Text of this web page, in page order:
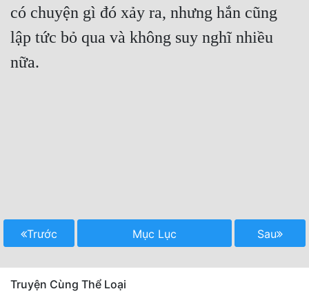
có chuyện gì đó xảy ra, nhưng hắn cũng
lập tức bỏ qua và không suy nghĩ nhiều
nữa.
Trước Mục Lục Sau
Truyện Cùng Thể Loại